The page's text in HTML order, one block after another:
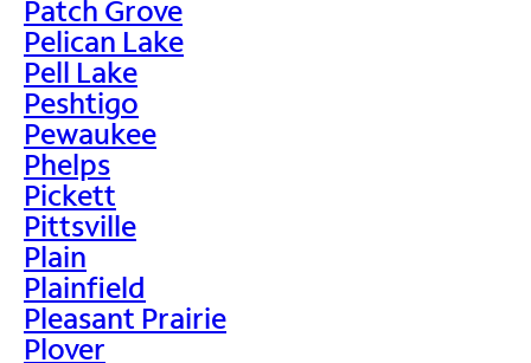
Patch Grove
Pelican Lake
Pell Lake
Peshtigo
Pewaukee
Phelps
Pickett
Pittsville
Plain
Plainfield
Pleasant Prairie
Plover